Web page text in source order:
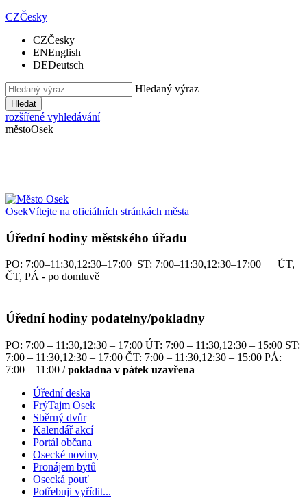
CZČesky
CZČesky
ENEnglish
DEDeutsch
Hledaný výraz
Hledat
rozšířené vyhledávání
městoOsek
OsekVítejte na oficiálních stránkách města
Úřední hodiny městského úřadu
PO: 7:00–11:30,12:30–17:00 ST: 7:00–11:30,12:30–17:00 ÚT,
ČT, PÁ - po domluvě
Úřední hodiny podatelny/pokladny
PO: 7:00 – 11:30,12:30 – 17:00 ÚT: 7:00 – 11:30,12:30 – 15:00 ST:
7:00 – 11:30,12:30 – 17:00 ČT: 7:00 – 11:30,12:30 – 15:00 PÁ:
7:00 – 11:00 /pokladna v pátek uzavřena
Úřední deska
FrýTajm Osek
Sběrný dvůr
Kalendář akcí
Portál občana
Osecké noviny
Pronájem bytů
Osecká pouť
Potřebuji vyřídit...